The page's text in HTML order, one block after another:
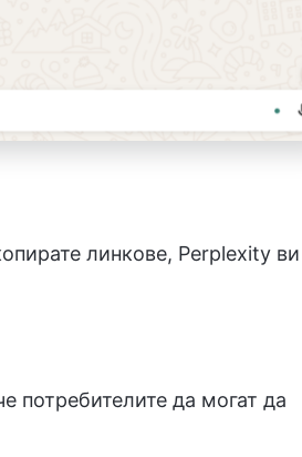
линкове, Perplexity ви
потребителите да могат да